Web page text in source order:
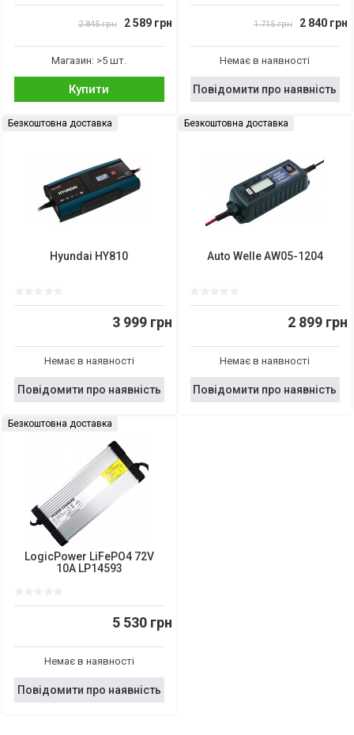
2 845 грн 2 589 грн
Магазин: >5 шт.
Купити
1 715 грн 2 840 грн
Немає в наявності
Повідомити про наявність
Безкоштовна доставка
Hyundai HY810
3 999 грн
Немає в наявності
Повідомити про наявність
Безкоштовна доставка
Auto Welle AW05-1204
2 899 грн
Немає в наявності
Повідомити про наявність
Безкоштовна доставка
LogicPower LiFePO4 72V
10A LP14593
5 530 грн
Немає в наявності
Повідомити про наявність